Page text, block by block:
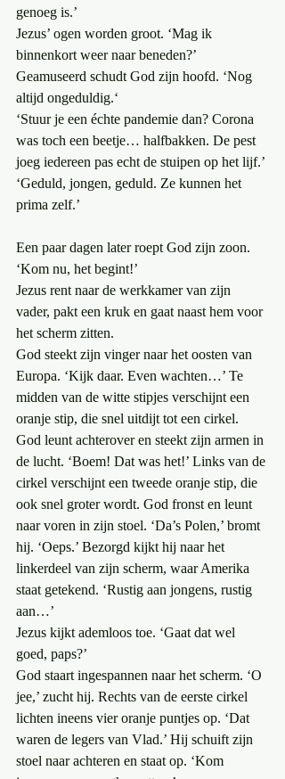
genoeg is.’
Jezus’ ogen worden groot. ‘Mag ik
binnenkort weer naar beneden?’
Geamuseerd schudt God zijn hoofd. ‘Nog
altijd ongeduldig.‘
‘Stuur je een échte pandemie dan? Corona
was toch een beetje… halfbakken. De pest
joeg iedereen pas echt de stuipen op het lijf.’
‘Geduld, jongen, geduld. Ze kunnen het
prima zelf.’
Een paar dagen later roept God zijn zoon.
‘Kom nu, het begint!’
Jezus rent naar de werkkamer van zijn
vader, pakt een kruk en gaat naast hem voor
het scherm zitten.
God steekt zijn vinger naar het oosten van
Europa. ‘Kijk daar. Even wachten…’ Te
midden van de witte stipjes verschijnt een
oranje stip, die snel uitdijt tot een cirkel.
God leunt achterover en steekt zijn armen in
de lucht. ‘Boem! Dat was het!’ Links van de
cirkel verschijnt een tweede oranje stip, die
ook snel groter wordt. God fronst en leunt
naar voren in zijn stoel. ‘Da’s Polen,’ bromt
hij. ‘Oeps.’ Bezorgd kijkt hij naar het
linkerdeel van zijn scherm, waar Amerika
staat getekend. ‘Rustig aan jongens, rustig
aan…’
Jezus kijkt ademloos toe. ‘Gaat dat wel
goed, paps?’
God staart ingespannen naar het scherm. ‘O
jee,’ zucht hij. Rechts van de eerste cirkel
lichten ineens vier oranje puntjes op. ‘Dat
waren de legers van Vlad.’ Hij schuift zijn
stoel naar achteren en staat op. ‘Kom